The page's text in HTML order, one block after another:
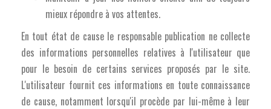
mieux répondre à vos attentes.
En tout état de cause le responsable publication ne collecte
des informations personnelles relatives à l'utilisateur que
pour le besoin de certains services proposés par le site.
L'utilisateur fournit ces informations en toute connaissance
de cause, notamment lorsqu'il procède par lui-même à leur